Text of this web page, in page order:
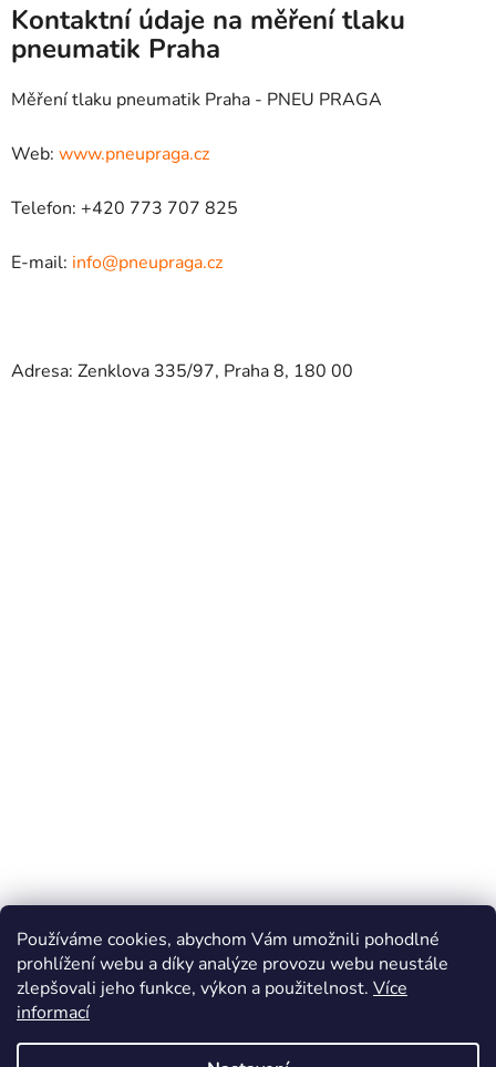
Používáme cookies, abychom Vám umožnili pohodlné
prohlížení webu a díky analýze provozu webu neustále
zlepšovali jeho funkce, výkon a použitelnost. Více
informací
Kontaktní údaje na měření tlaku
pneumatik Praha
Měření tlaku pneumatik Praha - PNEU PRAGA
Web: www.pneupraga.cz
Telefon: +420 773 707 825
E-mail: info@pneupraga.cz
Adresa: Zenklova 335/97, Praha 8, 180 00
Online marketing zajišťuje společnost X-VISION
Sitemap